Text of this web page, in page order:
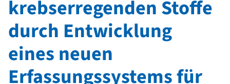
krebserregenden Stoffe
durch Entwicklung
eines neuen
Erfassungssystems für